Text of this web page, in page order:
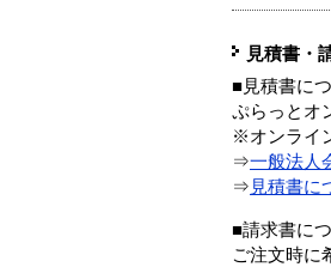
見積書・
■見積書に
ぷらっとオ
※オンライ
⇒一般法人
⇒ 見積書に
■請求書に
ご注文時に